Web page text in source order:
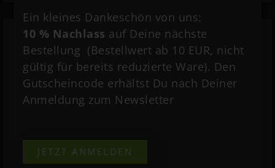
Zusammensetzung: Wiesenlieschgras,
Knäuelgras, Rohrschwingel, Leinöl
richtigen Futters für euer Pferd. Um
Ein kleines Dankeschön von uns:
10 % Nachlass auf Deine nächste
Bestellung (Bestellwert ab 10 EUR, nicht
gültig für bereits reduzierte Ware). Den
Gutscheincode erhältst Du nach Deiner
Anmeldung zum Newsletter
JETZT ANMELDEN